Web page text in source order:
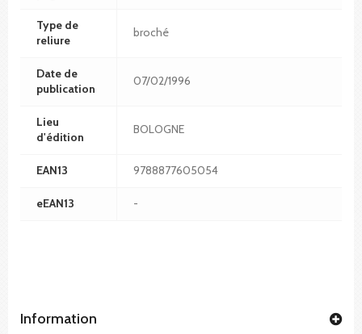
Type de
reliure
broché
Date de
publication
07/02/1996
Lieu
d'édition
BOLOGNE
EAN13 9788877605054
eEAN13 -
Information